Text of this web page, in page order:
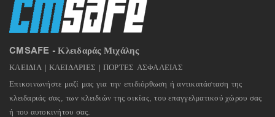
CMSAFE - Κλειδαράς Μιχάλης
ΚΛΕΙΔΙΑ | ΚΛΕΙΔΑΡΙΕΣ | ΠΟΡΤΕΣ ΑΣΦΑΛΕΙΑΣ
Επικοινωνήστε μαζί μας για την επιδιόρθωση ή αντικατάσταση της
κλειδαριάς σας, των κλειδιών της οικίας, του επαγγελματικού χώρου σας
ή του αυτοκινήτου σας.